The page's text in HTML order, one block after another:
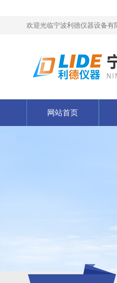
欢迎光临宁波利德仪器设备有
网站首页